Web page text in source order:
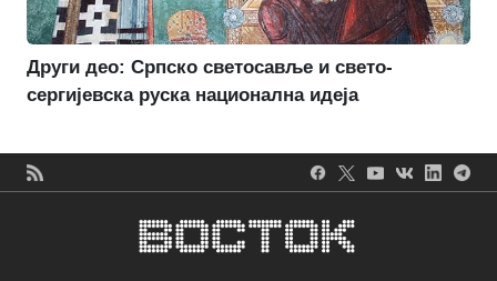
Други део: Српско светосавље и свето-
сергијевска руска национална идеја